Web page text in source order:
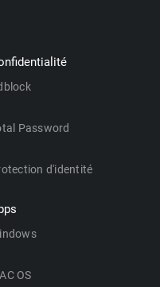
Password
d'identité
OS